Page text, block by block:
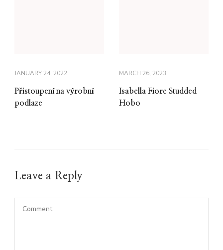
JANUARY 24, 2022
Přistoupení na výrobní
podlaze
MARCH 26, 2023
Isabella Fiore Studded
Hobo
Leave a Reply